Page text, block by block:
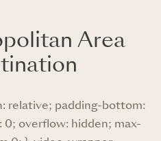
Area
relative; padding-bottom:
0; overflow: hidden; max-